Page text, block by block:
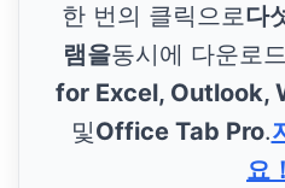
한 번의 클릭으로다
램을동시에 다운로
for Excel, Outlook,
및Office Tab Pro.
요！